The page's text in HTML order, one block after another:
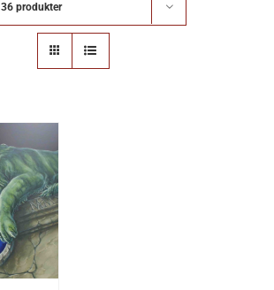
36 produkter